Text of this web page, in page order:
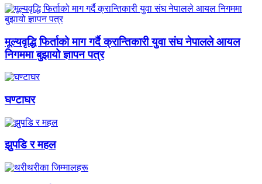
मूल्यवृद्धि फिर्ताको माग गर्दै क्रान्तिकारी युवा संघ नेपालले आयल
निगममा बुझायो ज्ञापन पत्र
घण्टाघर
झुपडि र महल